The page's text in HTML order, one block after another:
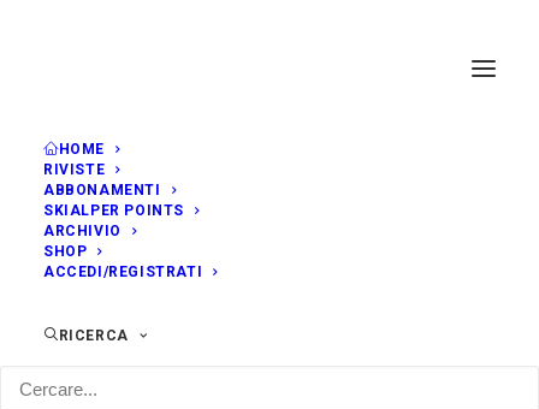
HOME
RIVISTE
ABBONAMENTI
SKIALPER POINTS
ARCHIVIO
SHOP
ACCEDI/REGISTRATI
RICERCA